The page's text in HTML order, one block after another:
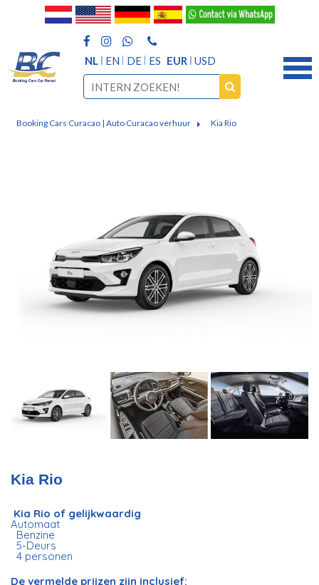
NL EN DE ES EUR USD
Booking Cars Curacao | Auto Curacao verhuur Kia Rio
Kia Rio
Kia Rio of gelijkwaardig
Automaat
Benzine
5-Deurs
4 personen
De vermelde prijzen zijn inclusief: